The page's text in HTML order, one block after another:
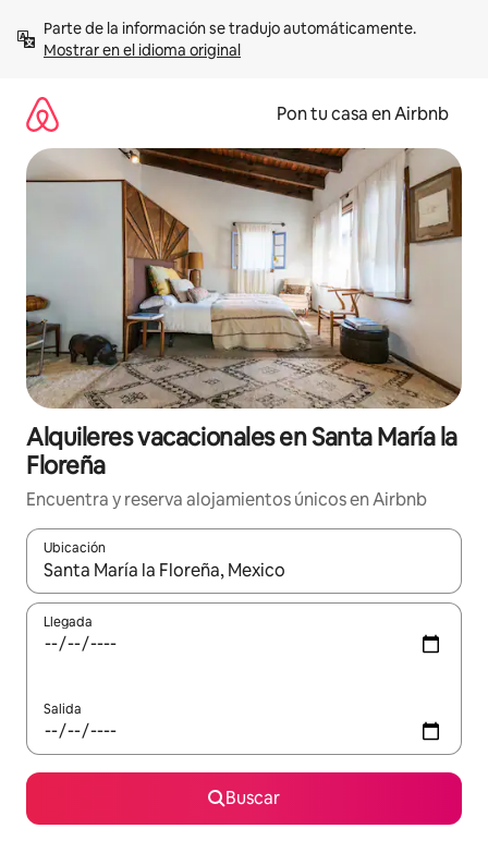
contenidoMostrar en el idioma original
Pon tu casa en Airbnb
Alquileres vacacionales en Santa María la
Floreña
Encuentra y reserva alojamientos únicos en Airbnb
Ubicación
Cuando los resultados estén disponibles, navega con las
Llegada
Salida
Buscar